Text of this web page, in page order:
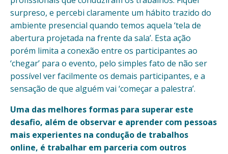
surpreso, e percebi claramente um hábito trazido do
ambiente presencial quando temos aquela ‘tela de
abertura projetada na frente da sala’. Esta ação
porém limita a conexão entre os participantes ao
‘chegar’ para o evento, pelo simples fato de não ser
possível ver facilmente os demais participantes, e a
sensação de que alguém vai ‘começar a palestra’.
Uma das melhores formas para superar este
desafio, além de observar e aprender com pessoas
mais experientes na condução de trabalhos
online, é trabalhar em parceria com outros